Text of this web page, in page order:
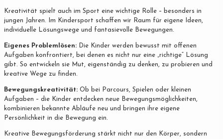
Kreativität spielt auch im Sport eine wichtige Rolle – besonders in
jungen Jahren. Im Kindersport schaffen wir Raum für eigene Ideen,
individuelle Lösungswege und fantasievolle Bewegungen.
Eigenes Problemlösen: Die Kinder werden bewusst mit offenen
Aufgaben konfrontiert, bei denen es nicht nur eine „richtige“ Lösung
gibt. So entwickeln sie Mut, eigenständig zu denken, zu probieren und
kreative Wege zu finden.
Bewegungskreativität: Ob bei Parcours, Spielen oder kleinen
Aufgaben – die Kinder entdecken neue Bewegungsmöglichkeiten,
kombinieren bekannte Abläufe neu und bringen ihre eigene
Persönlichkeit in die Bewegung ein.
Kreative Bewegungsförderung stärkt nicht nur den Körper, sondern